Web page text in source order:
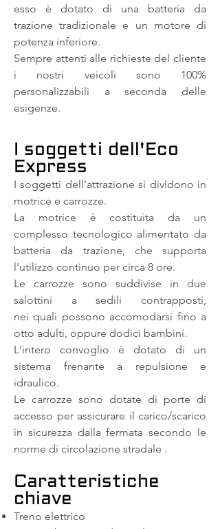
esso è dotato di una batteria da
trazione tradizionale e un motore di
potenza inferiore.
Sempre attenti alle richieste del cliente
i nostri veicoli sono 100%
personalizzabili a seconda delle
esigenze.
I soggetti dell'Eco
Express
I soggetti dell'attrazione si dividono in
motrice e carrozze.
La motrice è costituita da un
complesso tecnologico alimentato da
batteria da trazione, che supporta
l'utilizzo continuo per circa 8 ore.
Le carrozze sono suddivise in due
salottini a sedili contrapposti,
nei quali possono accomodarsi fino a
otto adulti, oppure dodici bambini.
L'intero convoglio è dotato di un
sistema frenante a repulsione e
idraulico.
Le carrozze sono dotate di porte di
accesso per assicurare il carico/scarico
in sicurezza dalla fermata secondo le
norme di circolazione stradale .
Caratteristiche
chiave
Treno elettrico